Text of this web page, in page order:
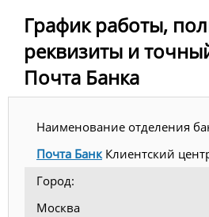
График работы,
реквизиты и
Почта Банка
Наименование отделения
Почта БанкКлиентский
Город:
Москва